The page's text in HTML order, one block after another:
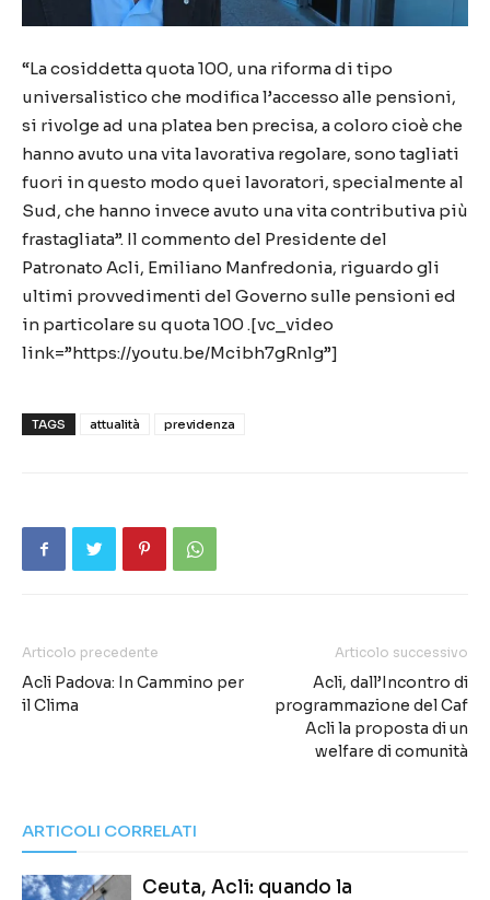
“La cosiddetta quota 100, una riforma di tipo
universalistico che modifica l’accesso alle pensioni,
si rivolge ad una platea ben precisa, a coloro cioè che
hanno avuto una vita lavorativa regolare, sono tagliati
fuori in questo modo quei lavoratori, specialmente al
Sud, che hanno invece avuto una vita contributiva più
frastagliata”. Il commento del Presidente del
Patronato Acli, Emiliano Manfredonia, riguardo gli
ultimi provvedimenti del Governo sulle pensioni ed
in particolare su quota 100 .[vc_video
link=”https://youtu.be/Mcibh7gRnlg”]
TAGS attualità previdenza
Articolo precedente
Acli Padova: In Cammino per
il Clima
Articolo successivo
Acli, dall’Incontro di
programmazione del Caf
Acli la proposta di un
welfare di comunità
ARTICOLI CORRELATI
Ceuta, Acli: quando la